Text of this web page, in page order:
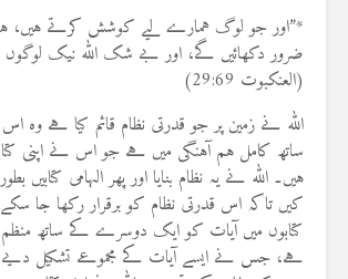
*”اور جو لوگ ہمارے لیے کوشش کرتے ہیں، ہم
ضرور دکھائیں گے، اور بے شک اللہ نیک
(العنکبوت 29:69)
اللہ نے زمین پر جو قدرتی نظام قائم کیا ہے وہ
ساتھ کامل ہم آہنگی میں ہے جو اس نے اپنی
ہیں۔ اللہ نے یہ نظام بنایا اور پھر الہامی کتابیں
کیں تاکہ اس قدرتی نظام کو برقرار رکھا جا
کتابوں میں آیات کو ایک دوسرے کے ساتھ
ہے، جس نے ایسے آیات کے مجموعے تشکیل